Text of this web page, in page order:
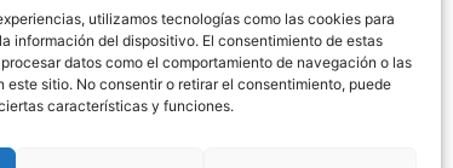
utilizamos tecnologías como las cookies para
información del dispositivo. El consentimiento de estas
datos como el comportamiento de navegación o las
sitio. No consentir o retirar el consentimiento, puede
características y funciones.